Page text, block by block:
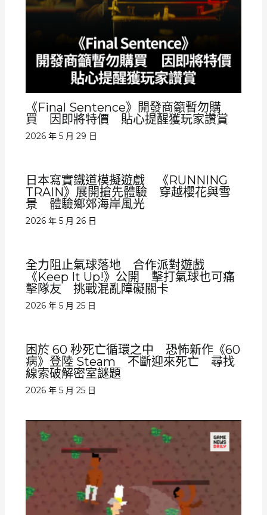
《Final Sentence》開發商籲暫勿購
買 因即將特價 貼心提醒獲玩家讚賞
2026 年 5 月 29 日
日本寫實鐵道模擬遊戲 《RUNNING
TRAIN》展開搶先體驗 穿越櫻花與雪
景 體驗鄉郊海岸風光
2026 年 5 月 26 日
全力阻止氣球落地 合作派對遊戲
《Keep It Up!》公開 擊打氣球也可痛
擊隊友 挑戰混亂障礙關卡
2026 年 5 月 25 日
困於 60 秒死亡循環之中 恐怖新作《60
病》登陸 Steam 不斷迎來死亡 尋找
線索破解密室謎題
2026 年 5 月 25 日